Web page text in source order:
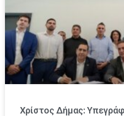
Χρίστος Δήμας: